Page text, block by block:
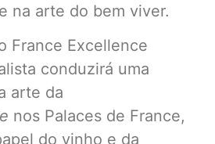
na arte do bem viver.
France Excellence
conduzirá uma
arte da
nos Palaces de France,
do vinho e da